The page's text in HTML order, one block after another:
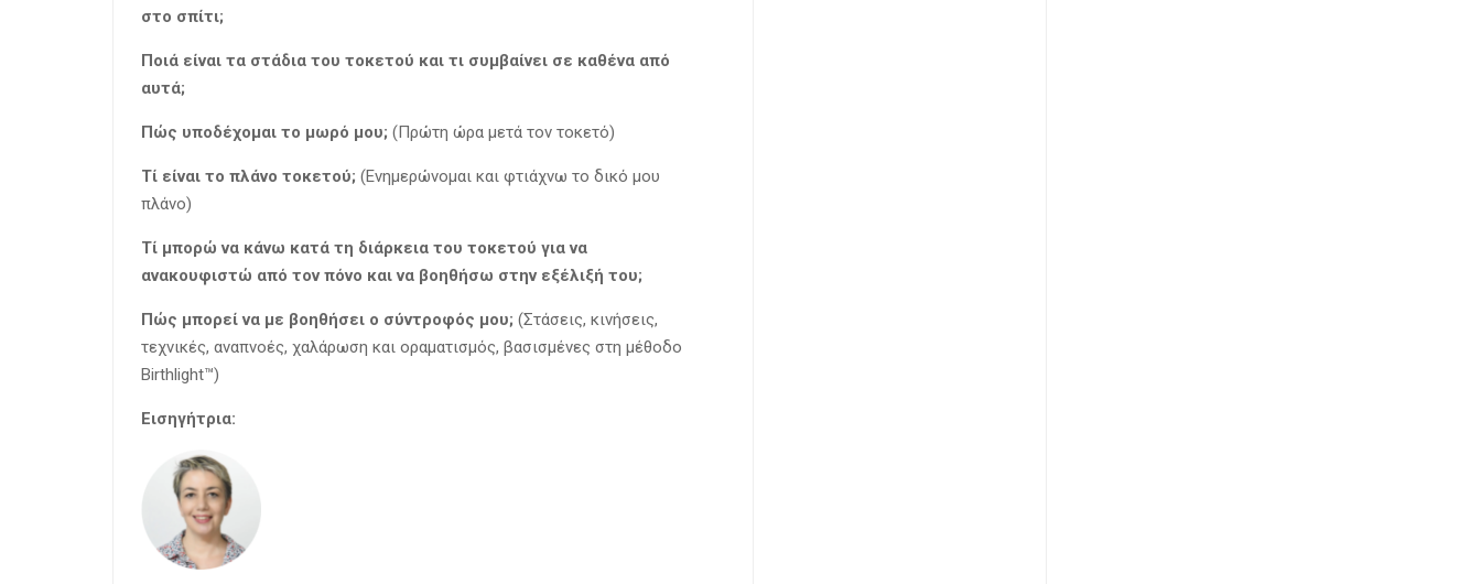
στο σπίτι;
Ποιά είναι τα στάδια του τοκετού και τι συμβαίνει σε καθένα από
αυτά;
Πώς υποδέχομαι το μωρό μου; (Πρώτη ώρα μετά τον τοκετό)
Τί είναι το πλάνο τοκετού; (Ενημερώνομαι και φτιάχνω το δικό μου
πλάνο)
Τί μπορώ να κάνω κατά τη διάρκεια του τοκετού για να
ανακουφιστώ από τον πόνο και να βοηθήσω στην εξέλιξή του;
Πώς μπορεί να με βοηθήσει ο σύντροφός μου; (Στάσεις, κινήσεις,
τεχνικές, αναπνοές, χαλάρωση και οραματισμός, βασισμένες στη μέθοδο
Birthlight™)
Εισηγήτρια: